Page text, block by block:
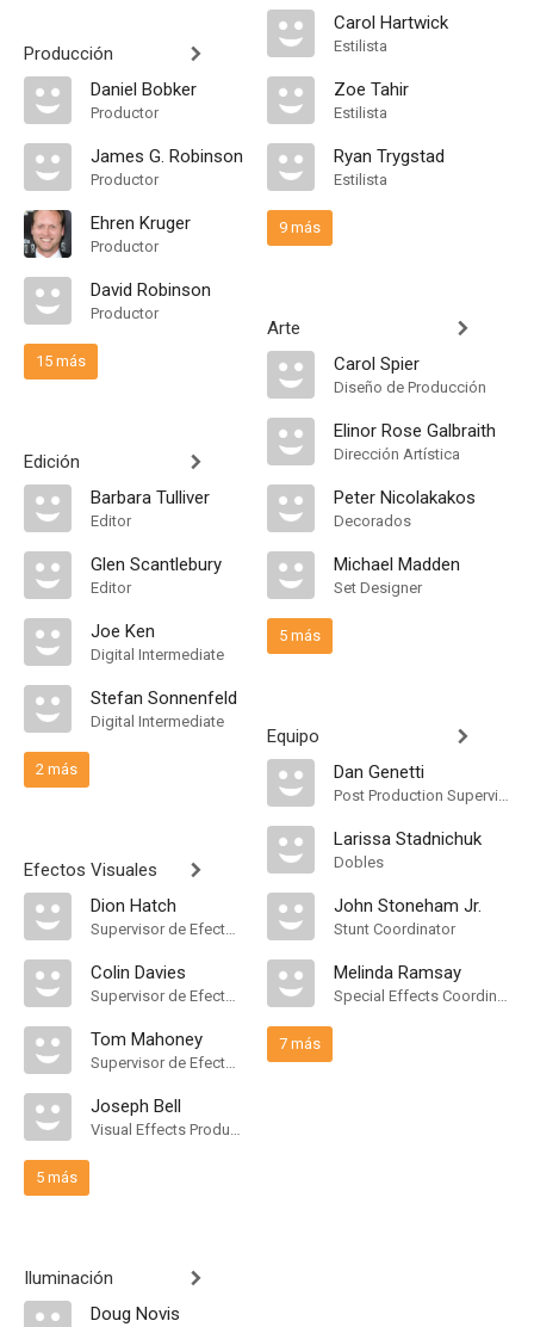
Producción
Daniel Bobker
Productor
James G. Robinson
Productor
Ehren Kruger
Productor
David Robinson
Productor
15 más
Edición
Barbara Tulliver
Editor
Glen Scantlebury
Editor
Joe Ken
Digital Intermediate
Stefan Sonnenfeld
Digital Intermediate
2 más
Efectos Visuales
Dion Hatch
Supervisor de Efectos Visuales
Colin Davies
Supervisor de Efectos Visuales
Tom Mahoney
Supervisor de Efectos Visuales
Joseph Bell
Visual Effects Producer
5 más
Iluminación
Doug Novis
Carol Hartwick
Estilista
Zoe Tahir
Estilista
Ryan Trygstad
Estilista
9 más
Arte
Carol Spier
Diseño de Producción
Elinor Rose Galbraith
Dirección Artística
Peter Nicolakakos
Decorados
Michael Madden
Set Designer
5 más
Equipo
Dan Genetti
Post Production Supervisor
Larissa Stadnichuk
Dobles
John Stoneham Jr.
Stunt Coordinator
Melinda Ramsay
Special Effects Coordinator
7 más